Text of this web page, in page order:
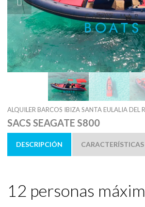
ALQUILER BARCOS IBIZA SANTA EULALIA DEL
SACS SEAGATE S800
DESCRIPCIÓN CARACTERÍSTICAS
12 personas